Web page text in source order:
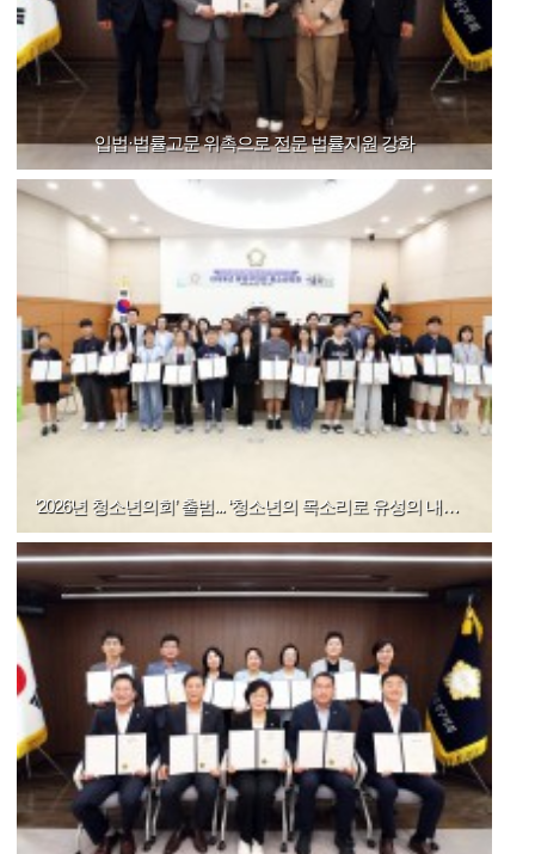
입법·법률고문 위촉으로 전문 법률지원 강화
‘2026년 청소년의회’ 출범... ‘청소년의 목소리로 유성의 내일 그린다’